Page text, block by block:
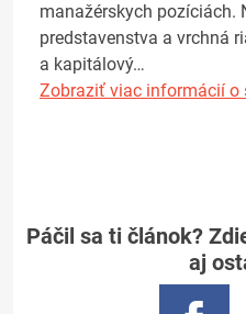
manažérskych pozíciách.
predstavenstva a vrchná
a kapitálový…
Zobraziť viac informácií o
Páčil sa ti článok?
aj